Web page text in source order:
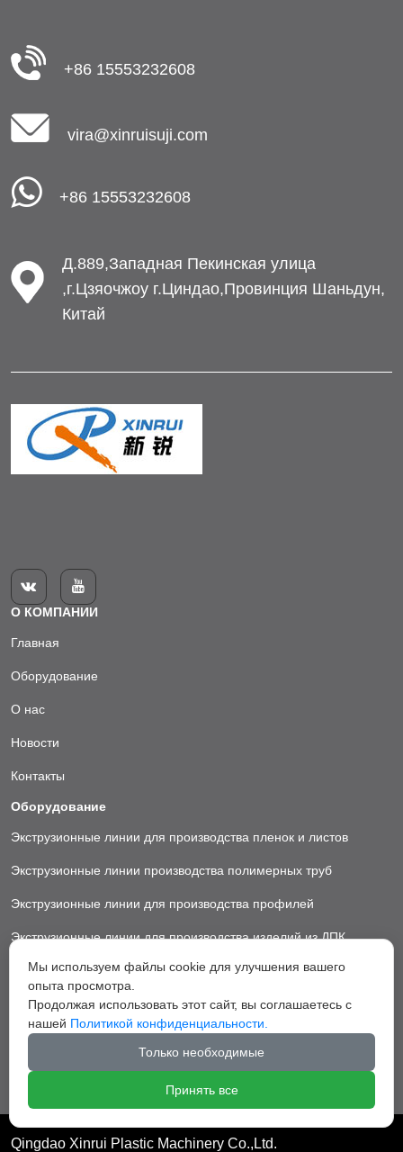
+86 15553232608
vira@xinruisuji.com
+86 15553232608
Д.889,Западная Пекинская улица
,г.Цзяочжоу г.Циндао,Провинция Шаньдун,
Китай


О КОМПАНИИ
Главная
Оборудование
О нас
Новости
Контакты
Оборудование
Экструзионные линии для производства пленок и листов
Экструзионные линии производства полимерных труб
Экструзионные линии для производства профилей
Экструзионные линии для производства изделий из ДПК
Экструзионные линии для производства пластиковых ковриков
Экструзионные линии для производства грануляторы
Вспомогательное оборудование
Qingdao Xinrui Plastic Machinery Co.,Ltd.
Мы используем файлы cookie для улучшения вашего
опыта просмотра.
Продолжая использовать этот сайт, вы соглашаетесь с
нашей Политикой конфиденциальности.
Только необходимые
Принять все